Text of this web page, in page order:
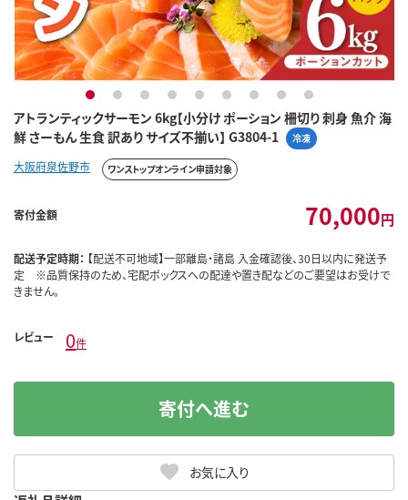
アトランティックサーモン 6kg【小分け ポーション 柵切り 刺身 魚介 海
鮮 さーもん 生食 訳あり サイズ不揃い】 G3804-1
冷凍
1 2 3 4 5 6 7 8 9
大阪府泉佐野市 ワンストップオンライン申請対象
寄付金額 70,000円
配送予定時期： 【配送不可地域】一部離島・諸島 入金確認後、30日以内に発送予
定 ※品質保持のため、宅配ボックスへの配達や置き配などのご要望はお受けで
きません。
レビュー 0件
お気に入り
寄付へ進む